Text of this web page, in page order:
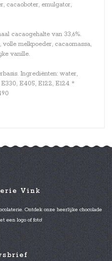
cacaoboter, emulgator,
cacaogehalte van 33,6%.
melkpoeder, cacaomassa,
vanille.
Ingrediënten: water,
E405, E122, E124 *
Vink
Ontdek onze heerlijke chocolade
een logo of foto!